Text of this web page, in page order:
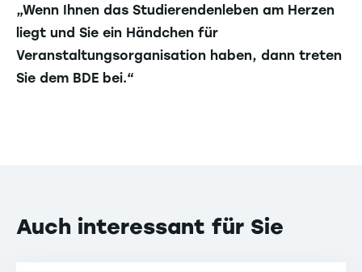
„Wenn Ihnen das Studierendenleben am Herzen
liegt und Sie ein Händchen für
Veranstaltungsorganisation haben, dann treten
Sie dem BDE bei.“
Auch interessant für Sie